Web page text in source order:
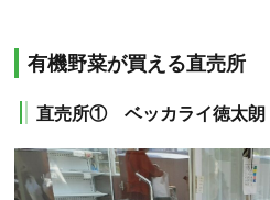
有機野菜が買える直売所
直売所① ベッカライ徳太朗